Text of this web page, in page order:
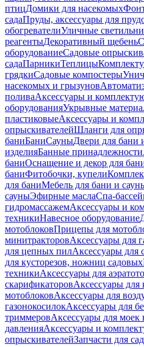
птицДомики для насекомых
садаПруды, аксессуары для
обогревателиУличные
реагентыДекоративный щебень
оборудованиеСадовые
садаПарникиТеплицы
грядкиСадовые компостеры
насекомых и грызунов
поливаАксессуары и
оборудованияУкрывные
пластиковыеАксессуары и
опрыскивателейШланги для
баниБаниСауныДвери для бани
изделияБанные принадлежности
баниОснащение и декор для
баниФитобочки, купели
для баниМебель для бани и
сауныЭфирные маслаСпа-
гидромассажемАксессуары и
техникиНавесное оборудование
мотоблоковПрицепы для
минитракторовАксессуары для
для цепных пилАксессуары для
для кусторезов, ножниц садовых
техникиАксессуары для
скарификаторовАксессуары для
мотоблоковАксессуары для
газонокосилокАксессуары для
триммеровАксессуары для моек
давленияАксессуары и
опрыскивателейЗапчасти для